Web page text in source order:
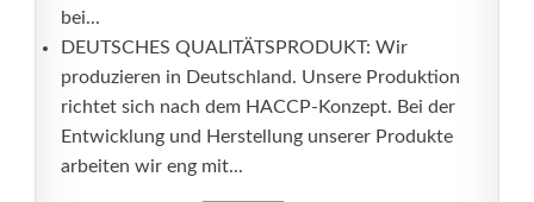
bei...
DEUTSCHES QUALITÄTSPRODUKT: Wir
produzieren in Deutschland. Unsere Produktion
richtet sich nach dem HACCP-Konzept. Bei der
Entwicklung und Herstellung unserer Produkte
arbeiten wir eng mit...